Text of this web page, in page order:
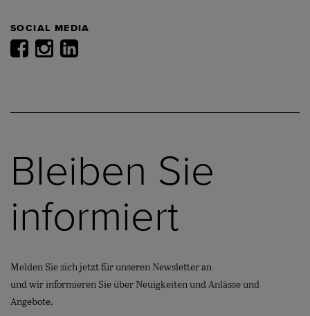
SOCIAL MEDIA
Bleiben Sie
informiert
Melden Sie sich jetzt für unseren Newsletter an
und wir informieren Sie über Neuigkeiten und Anlässe und
Angebote.